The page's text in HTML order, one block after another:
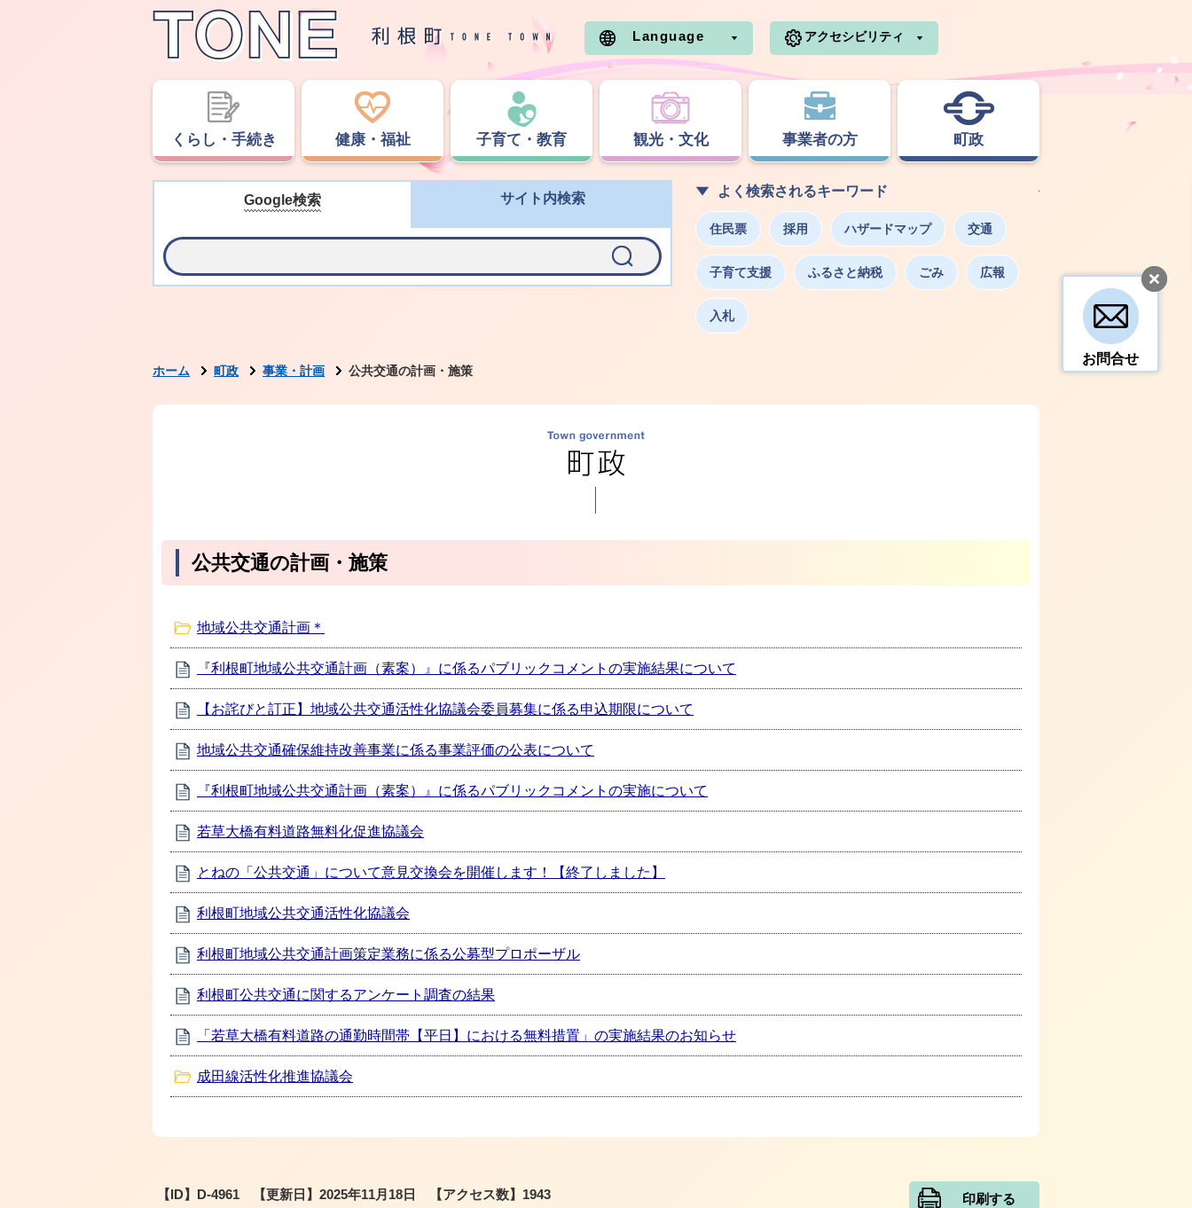
Language
アクセシビリティ
くらし・手続き 健康・福祉 子育て・教育 観光・文化 事業者の方 町政
Google検索 サイト内検索 よく検索されるキーワード
住民票 採用 ハザードマップ 交通
子育て支援 ふるさと納税 ごみ 広報
入札
お問合せ
ホーム 町政 事業・計画 公共交通の計画・施策
公共交通の計画・施策
地域公共交通計画＊
『利根町地域公共交通計画（素案）』に係るパブリックコメントの実施結果について
【お詫びと訂正】地域公共交通活性化協議会委員募集に係る申込期限について
地域公共交通確保維持改善事業に係る事業評価の公表について
『利根町地域公共交通計画（素案）』に係るパブリックコメントの実施について
若草大橋有料道路無料化促進協議会
とねの「公共交通」について意見交換会を開催します！【終了しました】
利根町地域公共交通活性化協議会
利根町地域公共交通計画策定業務に係る公募型プロポーザル
利根町公共交通に関するアンケート調査の結果
「若草大橋有料道路の通勤時間帯【平日】における無料措置」の実施結果のお知らせ
成田線活性化推進協議会
【ID】 D-4961 【更新日】 2025年11月18日 【アクセス数】 1943 印刷する